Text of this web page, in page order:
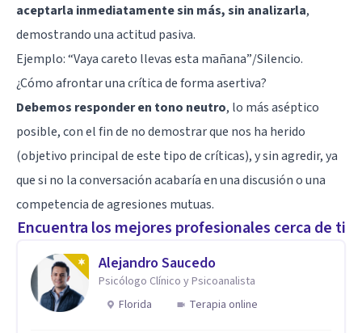
aceptarla inmediatamente sin más, sin analizarla,
demostrando una actitud pasiva.
Ejemplo: “Vaya careto llevas esta mañana”/Silencio.
¿Cómo afrontar una crítica de forma asertiva?
Debemos responder en tono neutro, lo más aséptico
posible, con el fin de no demostrar que nos ha herido
(objetivo principal de este tipo de críticas), y sin agredir, ya
que si no la conversación acabaría en una discusión o una
competencia de agresiones mutuas.
Encuentra los mejores profesionales cerca de ti
Alejandro Saucedo
Psicólogo Clínico y Psicoanalista
Florida
Terapia online